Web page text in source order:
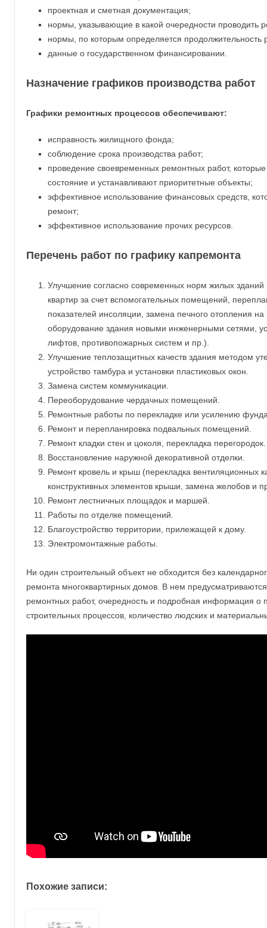
проектная и сметная документация;
нормы, указывающие в какой очередности проводить
нормы, по которым определяется продолжительность
данные о государственном финансировании.
Назначение графиков производства работ
Графики ремонтных процессов обеспечивают:
исправность жилищного фонда;
соблюдение срока производства работ;
проведение своевременных ремонтных работ, которые
состояние и устанавливают приоритетные объекты;
эффективное использование финансовых средств,
ремонт;
эффективное использование прочих ресурсов.
Перечень работ по графику капремонта
Улучшение согласно современных норм жилых
квартир за счет вспомогательных помещений,
показателей инсоляции, замена печного отопления
оборудование здания новыми инженерными сетями,
лифтов, противопожарных систем и пр.).
Улучшение теплозащитных качеств здания методом
устройство тамбура и установки пластиковых окон.
Замена систем коммуникации.
Переоборудование чердачных помещений.
Ремонтные работы по перекладке или усилению
Ремонт и перепланировка подвальных помещений.
Ремонт кладки стен и цоколя, перекладка перегородок.
Восстановление наружной декоративной отделки.
Ремонт кровель и крыш (перекладка вентиляционных
конструктивных элементов крыши, замена желобов и
Ремонт лестничных площадок и маршей.
Работы по отделке помещений.
Благоустройство территории, прилежащей к дому.
Электромонтажные работы.
Ни один строительный объект не обходится без
ремонта многоквартирных домов. В нем
ремонтных работ, очередность и подробная информация о
строительных процессов, количество людских и
Похожие записи: